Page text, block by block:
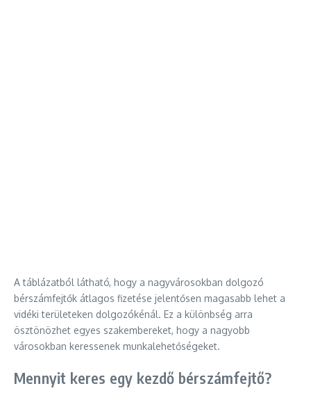
A táblázatból látható, hogy a nagyvárosokban dolgozó
bérszámfejtők átlagos fizetése jelentősen magasabb lehet a
vidéki területeken dolgozókénál. Ez a különbség arra
ösztönözhet egyes szakembereket, hogy a nagyobb
városokban keressenek munkalehetőségeket.
Mennyit keres egy kezdő bérszámfejtő?